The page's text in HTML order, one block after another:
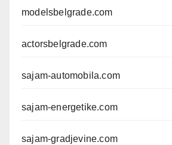
modelsbelgrade.com
actorsbelgrade.com
sajam-automobila.com
sajam-energetike.com
sajam-gradjevine.com